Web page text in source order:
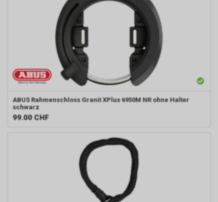
ABUS Rahmenschloss Granit XPlus 6950M NR ohne Halter
schwarz
99.00 CHF